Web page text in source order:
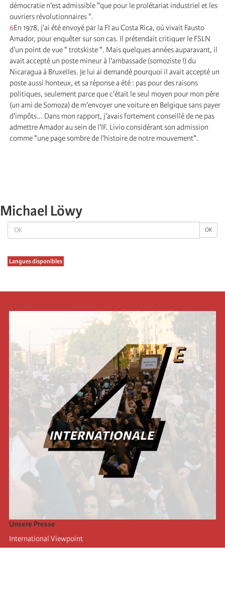
OK OK
Langues disponibles
démocratie n'est admissible "que pour le prolétariat industriel et les
ouvriers révolutionnaires ".
6En 1978, j'ai été envoyé par la FI au Costa Rica, où vivait Fausto
Amador, pour enquêter sur son cas. Il prétendait critiquer le FSLN
d'un point de vue " trotskiste ". Mais quelques années auparavant, il
avait accepté un poste mineur à l'ambassade (somoziste !) du
Nicaragua à Bruxelles. Je lui ai demandé pourquoi il avait accepté un
poste aussi honteux, et sa réponse a été : pas pour des raisons
politiques, seulement parce que c'était le seul moyen pour mon père
(un ami de Somoza) de m'envoyer une voiture en Belgique sans payer
d'impôts... Dans mon rapport, j'avais fortement conseillé de ne pas
admettre Amador au sein de l'IF. Livio considérant son admission
comme "une page sombre de l'histoire de notre mouvement".
Michael Löwy
Unsere Presse
International Viewpoint